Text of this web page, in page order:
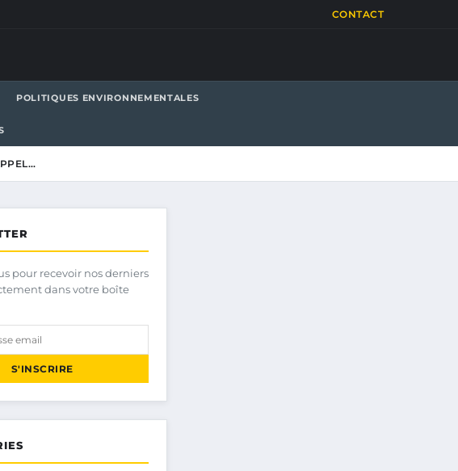
CONTACT
POLITIQUES ENVIRONNEMENTALES
pour recevoir nos derniers
dans votre boîte
S'INSCRIRE